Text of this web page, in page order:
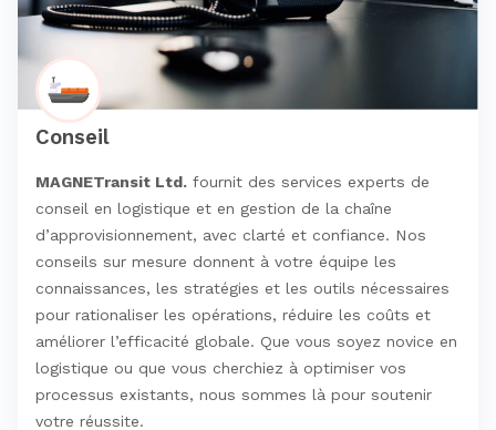
Conseil
MAGNETransit Ltd. fournit des services experts de
conseil en logistique et en gestion de la chaîne
d’approvisionnement, avec clarté et confiance. Nos
conseils sur mesure donnent à votre équipe les
connaissances, les stratégies et les outils nécessaires
pour rationaliser les opérations, réduire les coûts et
améliorer l’efficacité globale. Que vous soyez novice en
logistique ou que vous cherchiez à optimiser vos
processus existants, nous sommes là pour soutenir
votre réussite.